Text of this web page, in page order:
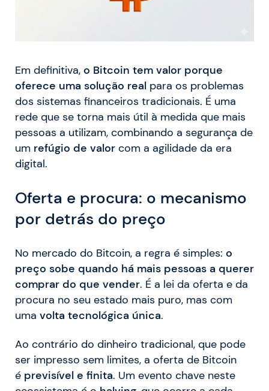
Em definitiva, o Bitcoin tem valor porque
oferece uma solução real para os problemas
dos sistemas financeiros tradicionais. É uma
rede que se torna mais útil à medida que mais
pessoas a utilizam, combinando a segurança de
um refúgio de valor com a agilidade da era
digital.
Oferta e procura: o mecanismo
por detrás do preço
No mercado do Bitcoin, a regra é simples: o
preço sobe quando há mais pessoas a querer
comprar do que vender. É a lei da oferta e da
procura no seu estado mais puro, mas com
uma volta tecnológica única.
Ao contrário do dinheiro tradicional, que pode
ser impresso sem limites, a oferta de Bitcoin
é previsível e finita. Um evento chave neste